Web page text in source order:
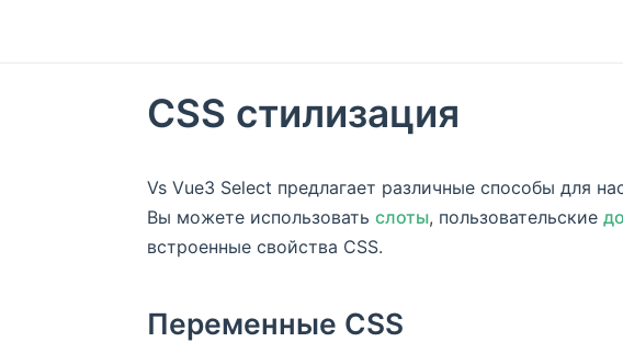
CSS стилизация
Vs Vue3 Select предлагает различные способы для
Вы можете использовать слоты, пользовательские
встроенные свойства CSS.
Переменные CSS